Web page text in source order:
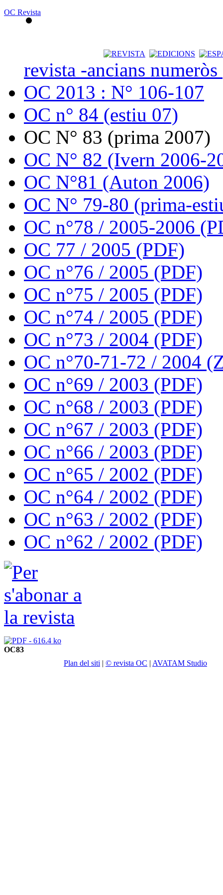
OC Revista
revista -ancians
OC 2013 : N° 106-107
OC n° 84 (estiu 07)
OC N° 83 (prima 2007)
OC N° 82 (Ivern 2006-
OC N°81 (Auton 2006)
OC N° 79-80 (prima-
OC n°78 / 2005-2006
OC 77 / 2005 (PDF)
OC n°76 / 2005 (PDF)
OC n°75 / 2005 (PDF)
OC n°74 / 2005 (PDF)
OC n°73 / 2004 (PDF)
OC n°70-71-72 / 2004
OC n°69 / 2003 (PDF)
OC n°68 / 2003 (PDF)
OC n°67 / 2003 (PDF)
OC n°66 / 2003 (PDF)
OC n°65 / 2002 (PDF)
OC n°64 / 2002 (PDF)
OC n°63 / 2002 (PDF)
OC n°62 / 2002 (PDF)
OC83
Plan del siti | © revista OC | AVATAM Studio